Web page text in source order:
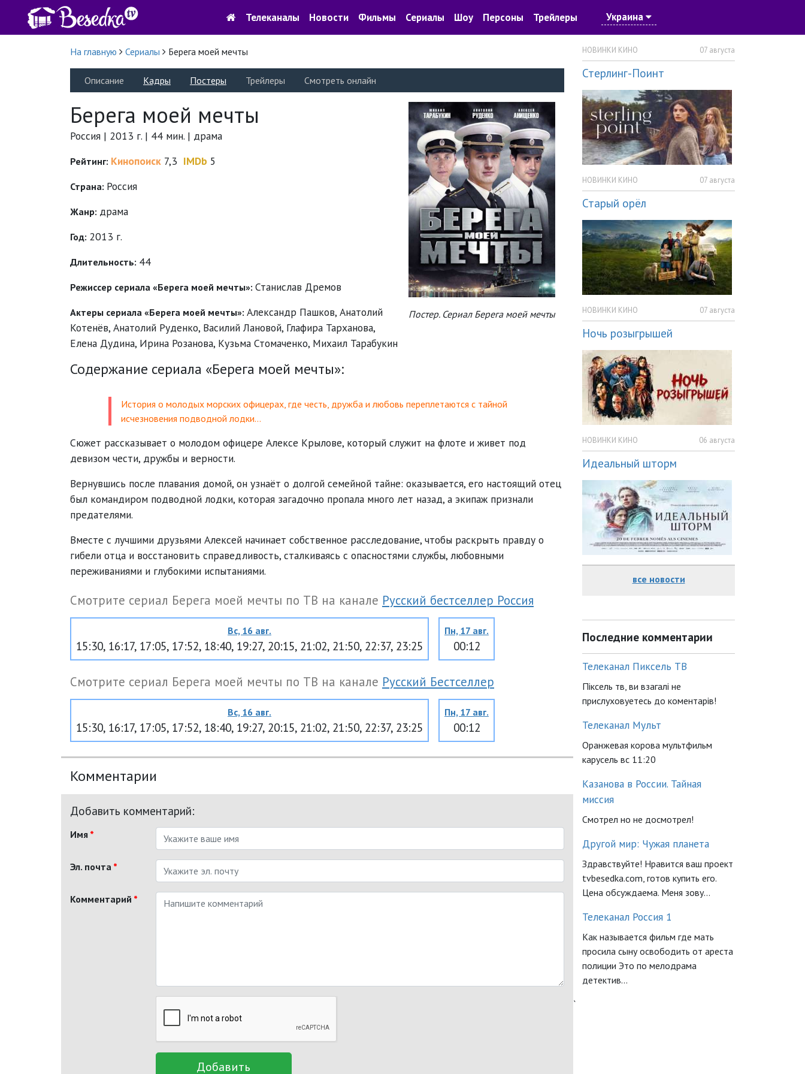
Телеканалы Новости Фильмы Сериалы Шоу Персоны Трейлеры Украина
На главную Сериалы Берега моей мечты
Описание Кадры Постеры Трейлеры Смотреть онлайн
Постер. Сериал Берега моей мечты
Берега моей мечты
Россия | 2013 г. | 44 мин. | драма
Рейтинг: Кинопоиск 7,3 IMDb 5
Страна: Россия
Жанр: драма
Год: 2013 г.
Длительность: 44
Режиссер сериала «Берега моей мечты»: Станислав Дремов
Актеры сериала «Берега моей мечты»: Александр Пашков, Анатолий
Котенёв, Анатолий Руденко, Василий Лановой, Глафира Тарханова,
Елена Дудина, Ирина Розанова, Кузьма Стомаченко, Михаил Тарабукин
Содержание сериала «Берега моей мечты»:
История о молодых морских офицерах, где честь, дружба и любовь переплетаются с тайной
исчезновения подводной лодки…
Сюжет рассказывает о молодом офицере Алексе Крылове, который служит на флоте и живет под
девизом чести, дружбы и верности.
Вернувшись после плавания домой, он узнаёт о долгой семейной тайне: оказывается, его настоящий отец
был командиром подводной лодки, которая загадочно пропала много лет назад, а экипаж признали
предателями.
Вместе с лучшими друзьями Алексей начинает собственное расследование, чтобы раскрыть правду о
гибели отца и восстановить справедливость, сталкиваясь с опасностями службы, любовными
переживаниями и глубокими испытаниями.
Смотрите сериал Берега моей мечты по ТВ на канале Русский бестселлер Россия
Вс, 16 авг.
15:30, 16:17, 17:05, 17:52, 18:40, 19:27, 20:15, 21:02, 21:50, 22:37, 23:25
Пн, 17 авг.
00:12
Смотрите сериал Берега моей мечты по ТВ на канале Русский Бестселлер
Вс, 16 авг.
15:30, 16:17, 17:05, 17:52, 18:40, 19:27, 20:15, 21:02, 21:50, 22:37, 23:25
Пн, 17 авг.
00:12
Комментарии
Добавить комментарий:
Имя *
Эл. почта *
Комментарий *
Добавить
НОВИНКИ КИНО 07 августа
Стерлинг-Поинт
НОВИНКИ КИНО 07 августа
Старый орёл
НОВИНКИ КИНО 07 августа
Ночь розыгрышей
НОВИНКИ КИНО 06 августа
Идеальный шторм
все новости
Последние комментарии
Телеканал Пиксель ТВ
Піксель тв, ви взагалі не
прислуховуетесь до коментарів!
Телеканал Мульт
Оранжевая корова мультфильм
карусель вс 11:20
Казанова в России. Тайная
миссия
Смотрел но не досмотрел!
Другой мир: Чужая планета
Здравствуйте! Нравится ваш проект
tvbesedka.com, готов купить его.
Цена обсуждаема. Меня зову...
Телеканал Россия 1
Как называется фильм где мать
просила сыну освободить от ареста
полиции Это по мелодрама
детектив...
`